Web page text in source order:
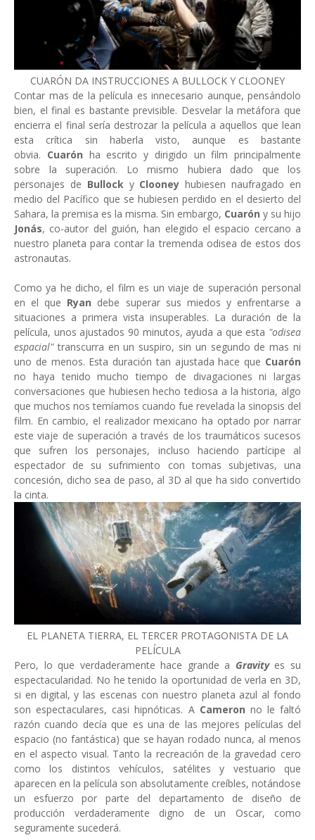
CUARÓN DA INSTRUCCIONES A BULLOCK Y CLOONEY
Contar mas de la película es innecesario aunque, pensándolo
bien, el final es bastante previsible. Desvelar la metáfora que
encierra el final sería destrozar la película a aquellos que lean
esta crítica sin haberla visto, aunque es bastante
obvia. Cuarón ha escrito y dirigido un film principalmente
sobre la superación. Lo mismo hubiera dado que los
personajes de Bullock y Clooneyhubiesen naufragado en
medio del Pacífico que se hubiesen perdido en el desierto del
Sahara, la premisa es la misma. Sin embargo, Cuarón y su hijo
Jonás, co-autor del guión, han elegido el espacio cercano a
nuestro planeta para contar la tremenda odisea de estos dos
astronautas.
Como ya he dicho, el film es un viaje de superación personal
en el que Ryan debe superar sus miedos y enfrentarse a
situaciones a primera vista insuperables. La duración de la
película, unos ajustados 90 minutos, ayuda a que esta "odisea
espacial"transcurra en un suspiro, sin un segundo de mas ni
uno de menos. Esta duración tan ajustada hace que Cuarón
no haya tenido mucho tiempo de divagaciones ni largas
conversaciones que hubiesen hecho tediosa a la historia, algo
que muchos nos temíamos cuando fue revelada la sinopsis del
film. En cambio, el realizador mexicano ha optado por narrar
este viaje de superación a través de los traumáticos sucesos
que sufren los personajes, incluso haciendo partícipe al
espectador de su sufrimiento con tomas subjetivas, una
concesión, dicho sea de paso, al 3D al que ha sido convertido
la cinta.
EL PLANETA TIERRA, EL TERCER PROTAGONISTA DE LA
PELÍCULA
Pero, lo que verdaderamente hace grande a Gravity es su
espectacularidad. No he tenido la oportunidad de verla en 3D,
si en digital, y las escenas con nuestro planeta azul al fondo
son espectaculares, casi hipnóticas. A Cameron no le faltó
razón cuando decía que es una de las mejores películas del
espacio (no fantástica) que se hayan rodado nunca, al menos
en el aspecto visual. Tanto la recreación de la gravedad cero
como los distintos vehículos, satélites y vestuario que
aparecen en la película son absolutamente creíbles, notándose
un esfuerzo por parte del departamento de diseño de
producción verdaderamente digno de un Oscar, como
seguramente sucederá.